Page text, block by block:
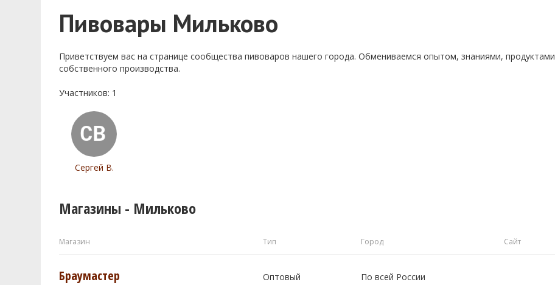
Пивовары Мильково
Приветствуем ваc на странице сообщества пивоваров нашего города. Обмениваемся опытом, знаниями, продуктами
собственного производства.
Участников: 1
Сергей В.
Магазины - Мильково
Магазин Тип Город Сайт
Браумастер Оптовый По всей России